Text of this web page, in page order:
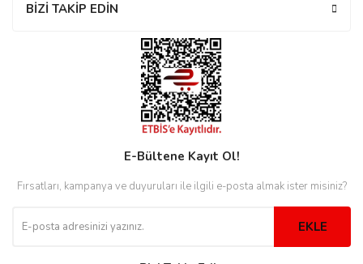
BİZİ TAKİP EDİN
E-Bültene Kayıt Ol!
Fırsatları, kampanya ve duyuruları ile ilgili e-posta almak ister misiniz?
EKLE